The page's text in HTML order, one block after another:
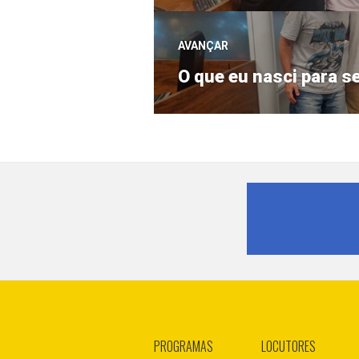
PostAVANÇAR
Próximo
post:
O que eu nasci para
PROGRAMAS LOCUTORES